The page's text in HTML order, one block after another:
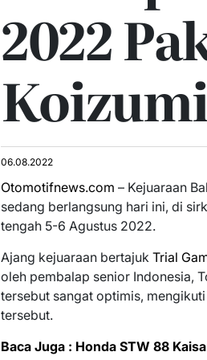
2022
06.08.2022
Otomotifnews.com – Kejuaraan
sedang berlangsung hari ini, di
tengah 5-6 Agustus 2022.
Ajang kejuaraan bertajuk Trial
oleh pembalap senior Indonesia,
tersebut sangat optimis,
tersebut.
Baca Juga : Honda STW 88